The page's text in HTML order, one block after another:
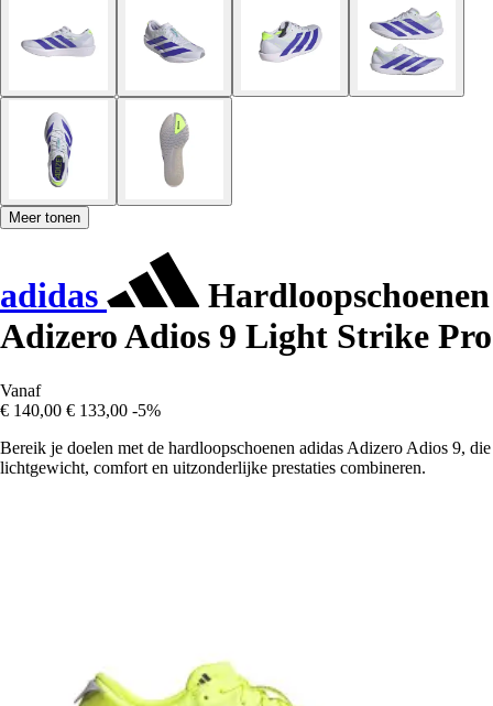
Meer tonen
adidas
Hardloopschoenen
Adizero Adios 9 Light Strike Pro
Vanaf
€ 140,00 € 133,00 -5%
Bereik je doelen met de hardloopschoenen adidas Adizero Adios 9, die
lichtgewicht, comfort en uitzonderlijke prestaties combineren.